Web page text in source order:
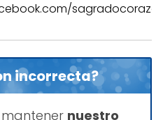
incorrecta?
nuestro